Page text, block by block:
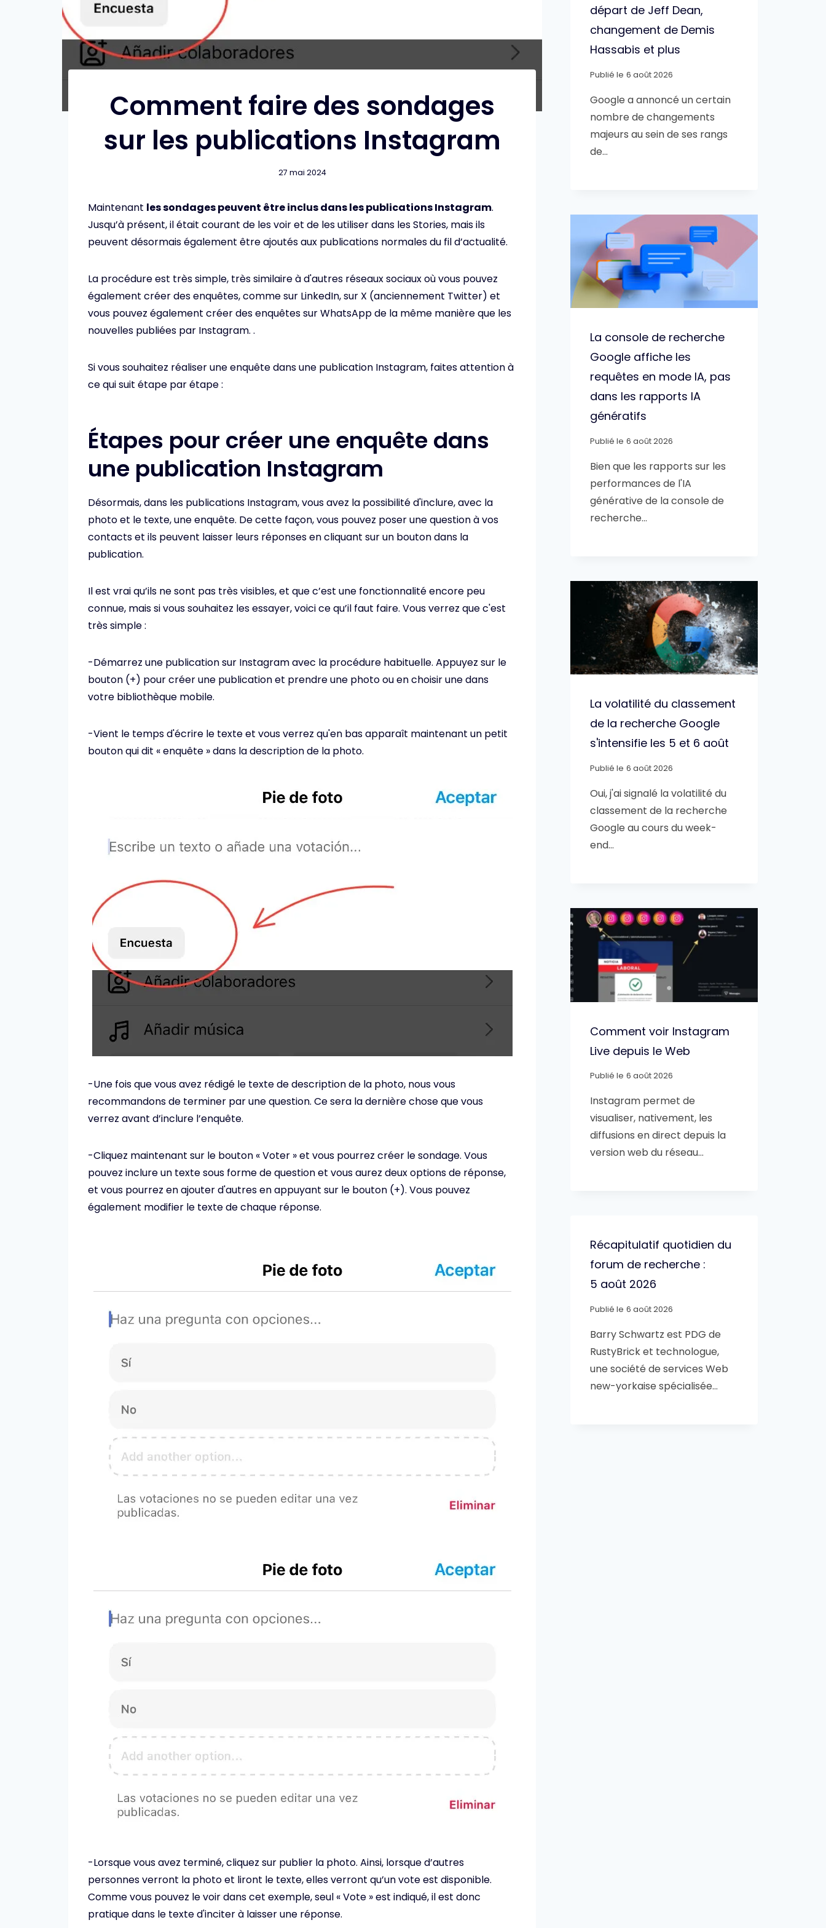
Comment faire des sondages
sur les publications Instagram
27 mai 2024
Maintenant les sondages peuvent être inclus dans les publications Instagram.
Jusqu’à présent, il était courant de les voir et de les utiliser dans les Stories, mais ils
peuvent désormais également être ajoutés aux publications normales du fil d’actualité.
La procédure est très simple, très similaire à d'autres réseaux sociaux où vous pouvez
également créer des enquêtes, comme sur LinkedIn, sur X (anciennement Twitter) et
vous pouvez également créer des enquêtes sur WhatsApp de la même manière que les
nouvelles publiées par Instagram. .
Si vous souhaitez réaliser une enquête dans une publication Instagram, faites attention à
ce qui suit étape par étape :
Étapes pour créer une enquête dans
une publication Instagram
Désormais, dans les publications Instagram, vous avez la possibilité d'inclure, avec la
photo et le texte, une enquête. De cette façon, vous pouvez poser une question à vos
contacts et ils peuvent laisser leurs réponses en cliquant sur un bouton dans la
publication.
Il est vrai qu’ils ne sont pas très visibles, et que c’est une fonctionnalité encore peu
connue, mais si vous souhaitez les essayer, voici ce qu’il faut faire. Vous verrez que c'est
très simple :
-Démarrez une publication sur Instagram avec la procédure habituelle. Appuyez sur le
bouton (+) pour créer une publication et prendre une photo ou en choisir une dans
votre bibliothèque mobile.
-Vient le temps d'écrire le texte et vous verrez qu'en bas apparaît maintenant un petit
bouton qui dit « enquête » dans la description de la photo.
-Une fois que vous avez rédigé le texte de description de la photo, nous vous
recommandons de terminer par une question. Ce sera la dernière chose que vous
verrez avant d’inclure l’enquête.
-Cliquez maintenant sur le bouton « Voter » et vous pourrez créer le sondage. Vous
pouvez inclure un texte sous forme de question et vous aurez deux options de réponse,
et vous pourrez en ajouter d'autres en appuyant sur le bouton (+). Vous pouvez
également modifier le texte de chaque réponse.
-Lorsque vous avez terminé, cliquez sur publier la photo. Ainsi, lorsque d’autres
personnes verront la photo et liront le texte, elles verront qu’un vote est disponible.
Comme vous pouvez le voir dans cet exemple, seul « Vote » est indiqué, il est donc
pratique dans le texte d'inciter à laisser une réponse.
départ de Jeff Dean,
changement de Demis
Hassabis et plus
Publié le 6 août 2026
Google a annoncé un certain
nombre de changements
majeurs au sein de ses rangs
de…
La console de recherche
Google affiche les
requêtes en mode IA, pas
dans les rapports IA
génératifs
Publié le 6 août 2026
Bien que les rapports sur les
performances de l'IA
générative de la console de
recherche…
La volatilité du classement
de la recherche Google
s'intensifie les 5 et 6 août
Publié le 6 août 2026
Oui, j'ai signalé la volatilité du
classement de la recherche
Google au cours du week-
end…
Comment voir Instagram
Live depuis le Web
Publié le 6 août 2026
Instagram permet de
visualiser, nativement, les
diffusions en direct depuis la
version web du réseau…
Récapitulatif quotidien du
forum de recherche :
5 août 2026
Publié le 6 août 2026
Barry Schwartz est PDG de
RustyBrick et technologue,
une société de services Web
new-yorkaise spécialisée…